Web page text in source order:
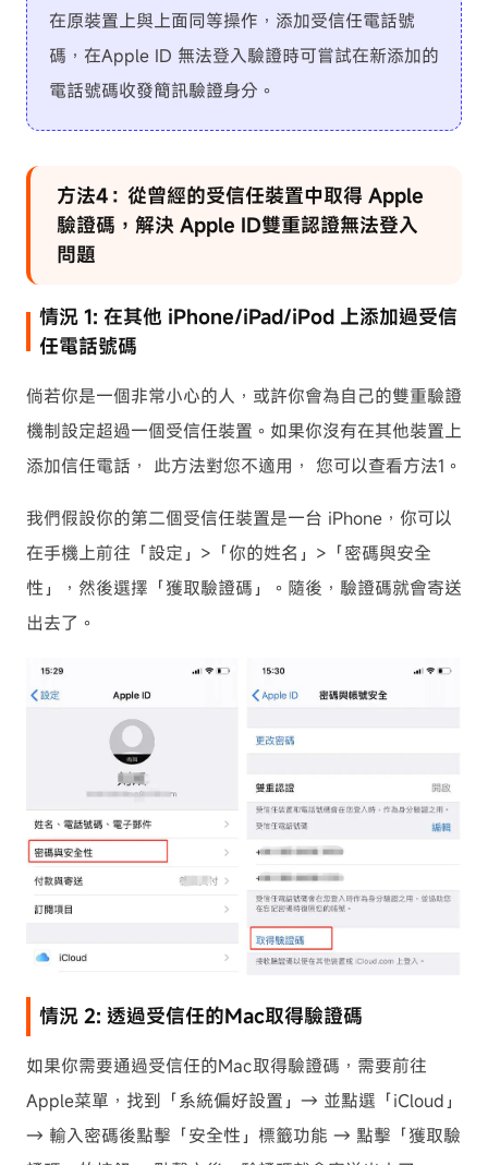
在原裝置上與上面同等操作，添加受信任電話號
碼，在Apple ID 無法登入驗證時可嘗試在新添加的
電話號碼收發簡訊驗證身分。
方法4：從曾經的受信任裝置中取得 Apple
驗證碼，解決 Apple ID雙重認證無法登入
問題
情況 1: 在其他 iPhone/iPad/iPod 上添加過受信
任電話號碼
倘若你是一個非常小心的人，或許你會為自己的雙重驗證
機制設定超過一個受信任裝置。如果你沒有在其他裝置上
添加信任電話， 此方法對您不適用， 您可以查看方法1 。
我們假設你的第二個受信任裝置是一台 iPhone，你可以
在手機上前往「設定」>「你的姓名」>「密碼與安全
性」，然後選擇「獲取驗證碼」。隨後，驗證碼就會寄送
出去了。
情況 2: 透過受信任的Mac取得驗證碼
如果你需要通過受信任的Mac取得驗證碼，需要前往
Apple菜單，找到「系統偏好設置」→ 並點選「iCloud」
→ 輸入密碼後點擊「安全性」標籤功能 → 點擊「獲取驗